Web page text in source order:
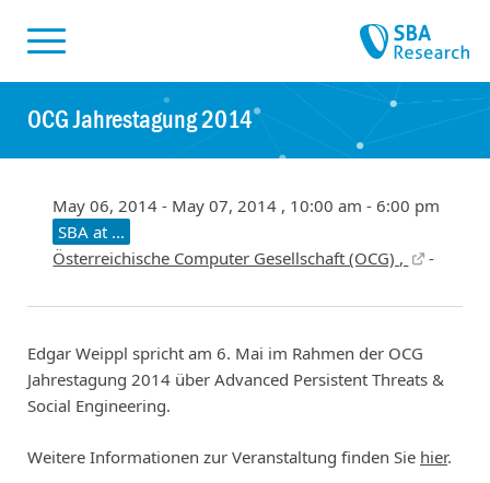
OCG Jahrestagung 2014
May 06, 2014 - May 07, 2014 , 10:00 am - 6:00 pm
SBA at ...
Österreichische Computer Gesellschaft (OCG) ,
-
Edgar Weippl spricht am 6. Mai im Rahmen der OCG
Jahrestagung 2014 über Advanced Persistent Threats &
Social Engineering.
Weitere Informationen zur Veranstaltung finden Sie hier.